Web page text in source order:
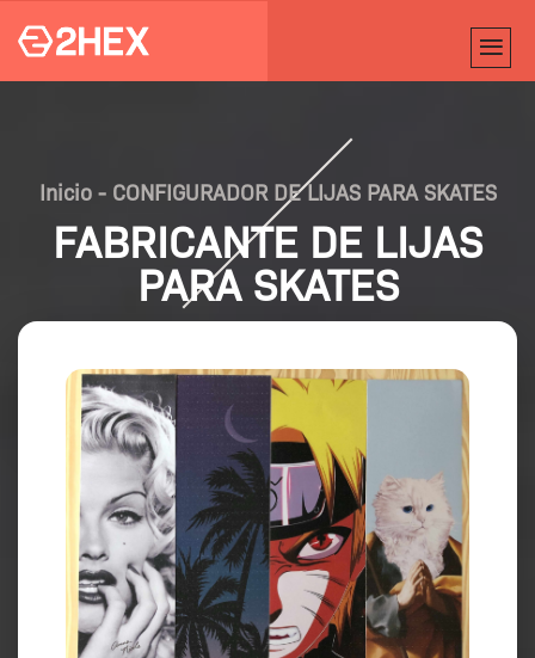
Inicio- CONFIGURADOR DE LIJAS PARA SKATES
FABRICANTE DE LIJAS
PARA SKATES